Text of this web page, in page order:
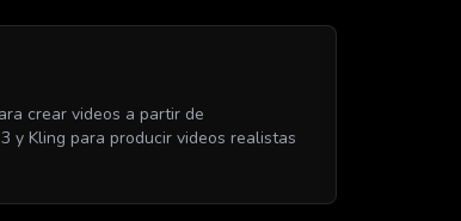
crear videos a partir de
y Kling para producir videos realistas